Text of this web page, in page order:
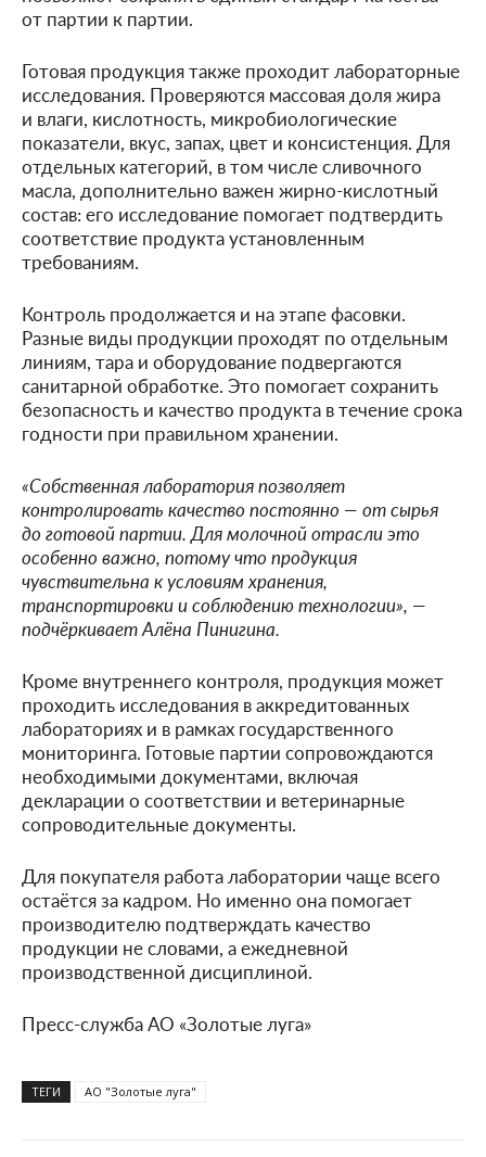
от партии к партии.
Готовая продукция также проходит лабораторные
исследования. Проверяются массовая доля жира
и влаги, кислотность, микробиологические
показатели, вкус, запах, цвет и консистенция. Для
отдельных категорий, в том числе сливочного
масла, дополнительно важен жирно-кислотный
состав: его исследование помогает подтвердить
соответствие продукта установленным
требованиям.
Контроль продолжается и на этапе фасовки.
Разные виды продукции проходят по отдельным
линиям, тара и оборудование подвергаются
санитарной обработке. Это помогает сохранить
безопасность и качество продукта в течение срока
годности при правильном хранении.
«Собственная лаборатория позволяет
контролировать качество постоянно — от сырья
до готовой партии. Для молочной отрасли это
особенно важно, потому что продукция
чувствительна к условиям хранения,
транспортировки и соблюдению технологии», —
подчёркивает Алёна Пинигина.
Кроме внутреннего контроля, продукция может
проходить исследования в аккредитованных
лабораториях и в рамках государственного
мониторинга. Готовые партии сопровождаются
необходимыми документами, включая
декларации о соответствии и ветеринарные
сопроводительные документы.
Для покупателя работа лаборатории чаще всего
остаётся за кадром. Но именно она помогает
производителю подтверждать качество
продукции не словами, а ежедневной
производственной дисциплиной.
Пресс-служба АО «Золотые луга»
ТЕГИ АО "Золотые луга"